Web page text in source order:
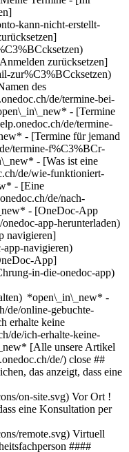
kann-nicht-erstellt-
zurücksetzen]
zur%C3%BCcksetzen)
des
de/termine-bei-
- [Termine
de/termine-
- [Termine für jemand
termine-f%C3%BCr-
- [Was ist eine
de/wie-funktioniert-
- [Eine
de/nach-
- [OneDoc-App
app-herunterladen)
navigieren]
app-navigieren)
App]
in-die-onedoc-app)